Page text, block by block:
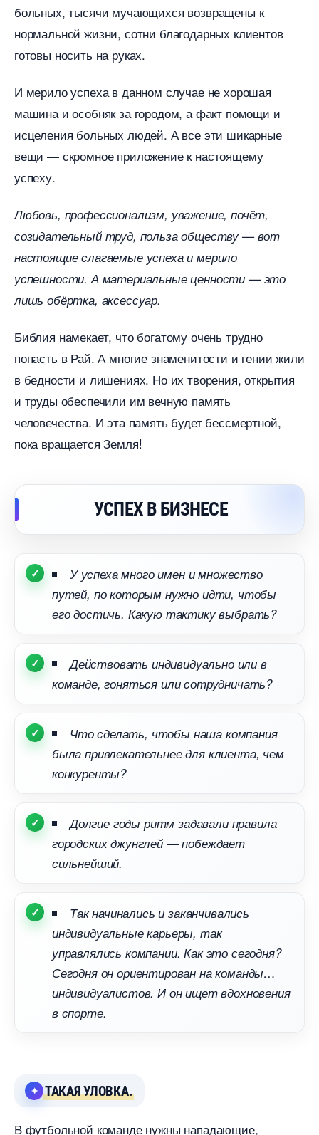
ольных, тысячи мучающихся возвращены к
нормальной жизни, сотни благодарных клиенто
отовы носить на руках.
И мерило успеха в данном случае не хорошая
машина и особняк за городом, а факт помощи и
исцеления больных людей. А все эти шикарные
ещи — скромное приложение к настоящему
успеху.
Любовь, профессионализм, уважение, почёт,
созидательный труд, польза обществу — вот
настоящие слагаемые успеха и мерило
успешности. А материальные ценности — это
лишь обёртка, аксессуар.
Библия намекает, что богатому очень трудно
попасть в Рай. А многие знаменитости и гении жили
едности и лишениях. Но их творения, открытия
и труды обеспечили им вечную память
человечества. И эта память будет бессмертной,
пока вращается Земля!
УСПЕХ В БИЗНЕСЕ
У успеха много имен и множество
путей, по которым нужно идти, чтобы
его достичь. Какую тактику выбрать?
Действовать индивидуально или
команде, гоняться или сотрудничать?
Что сделать, чтобы наша компания
ыла привлекательнее для клиента, чем
конкуренты?
Долгие годы ритм задавали правила
ородских джунглей — побеждает
сильнейший.
Так начинались и заканчивались
индивидуальные карьеры, так
управлялись компании. Как это сегодня?
Сегодня он ориентирован на команды
индивидуалистов. И он ищет вдохновения
спорте.
ТАКАЯ УЛОВКА.
футбольной команде нужны нападающие,